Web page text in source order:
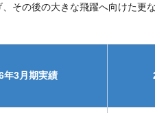
その後の大きな飛躍へ向けた更
年3月期実績